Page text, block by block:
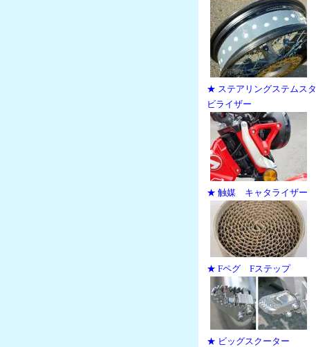
★ ステアリングステムスタ
ビライザー
★ 触媒 キャタライザー
★ Fペグ Fステップ
★ ビッグスクーター